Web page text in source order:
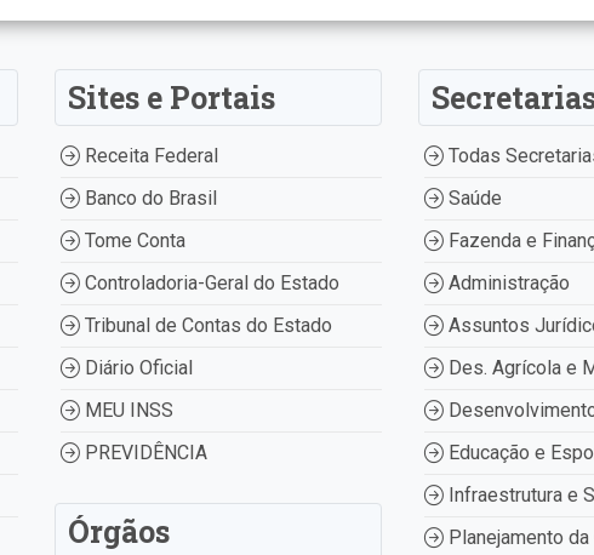
Sites e Portais
Receita Federal
Banco do Brasil
Tome Conta
Controladoria-Geral do Estado
Tribunal de Contas do Estado
Diário Oficial
MEU INSS
PREVIDÊNCIA
Órgãos
Todas
Saúde
Fazenda e
Administração
Assuntos
Des. Agrícola e
Educação e
Infraestrutura e
Planejamento